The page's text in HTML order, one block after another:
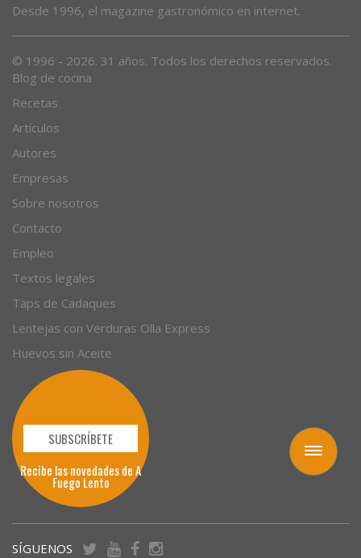
Toggle
navigation
Blog de cocina
Recetas
Artículos
Autores
Empresas
Sobre nosotros
Contacto
Empleo
Textos legales
Taps de Cadaques
Lentejas con Verduras Olla Express
Huevos sin Aceite
SUBSCRÍBETE
Recibe las novedades de A